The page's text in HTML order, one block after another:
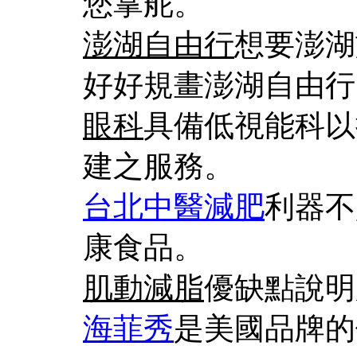
澎湖自由行想要澎
好好規畫澎湖自由
眼科具備低視能科
建之服務。
台北中醫減肥利器
康食品。
肌動減脂優缺點說
海菲秀是美國品牌